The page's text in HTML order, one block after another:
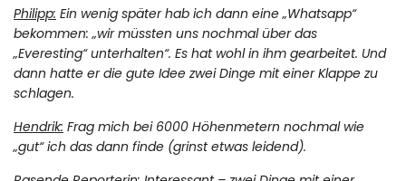
Philipp: Ein wenig später hab ich dann eine „Whatsapp“
bekommen: „wir müssten uns nochmal über das
„Everesting“ unterhalten“. Es hat wohl in ihm gearbeitet. Und
dann hatte er die gute Idee zwei Dinge mit einer Klappe zu
schlagen.
Hendrik: Frag mich bei 6000 Höhenmetern nochmal wie
„gut“ ich das dann finde (grinst etwas leidend).